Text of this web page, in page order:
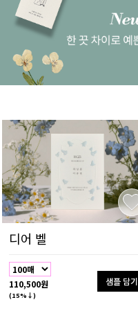
디어 벨
110,500원
(15%↓)
샘플 담기